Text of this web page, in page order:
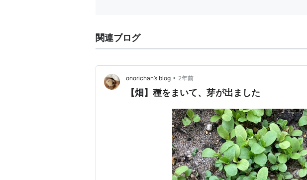
関連ブログ
onorichan’s blog • 2年前
【畑】種をまいて、芽が出ました